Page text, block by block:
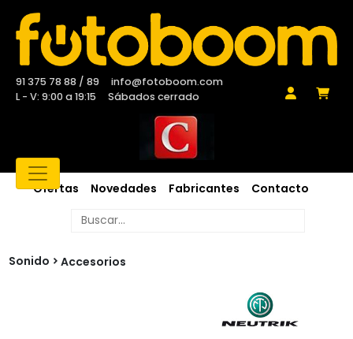
91 375 78 88 / 89
info@fotoboom.com
L - V: 9:00 a 19:15
Sábados cerrado
Ofertas Novedades Fabricantes Contacto
Sonido Accesorios